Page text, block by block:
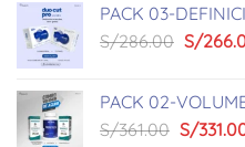
era:
S/
PACK 03-
S/286.00 El
era:
S/
S/
PACK 02-
S/361.00 El
S/